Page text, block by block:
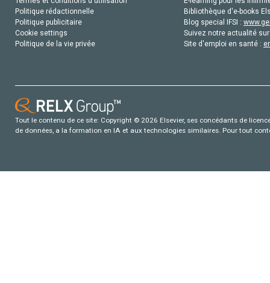
Politique rédactionnelle
Politique publicitaire
Cookie settings
Politique de la vie privée
Bibliothèque d'e-books
Blog special IFSI :
Suivez notre actualité
Site d'emploi en santé :
Tout le contenu de ce site: Copyright © 2026 Elsevier, ses concédants de
de données, a la formation en IA et aux technologies similaires. Pour tout